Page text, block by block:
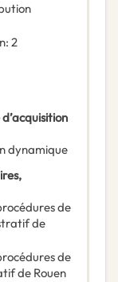
: 2
dynamique
de
de
de
de Rouen